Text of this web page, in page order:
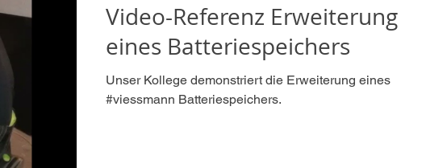
Video-Referenz Erweiterung
eines Batteriespeichers
Unser Kollege demonstriert die Erweiterung eines
#viessmann Batteriespeichers.